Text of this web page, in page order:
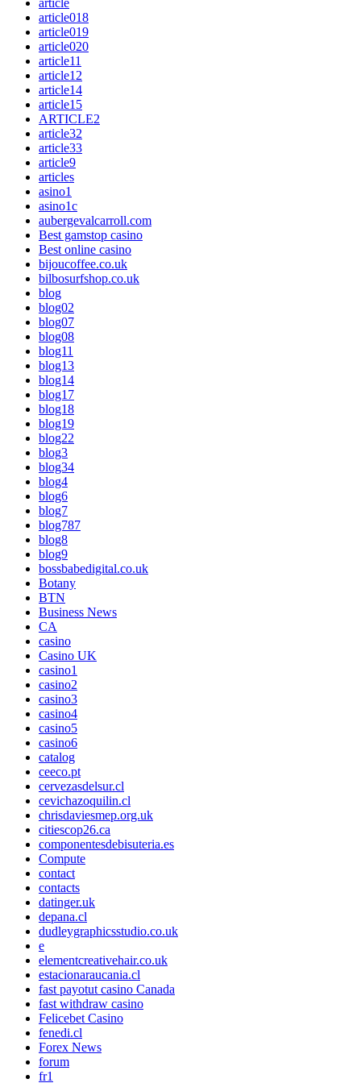
article018
article019
article020
article11
article12
article14
article15
ARTICLE2
article32
article33
article9
articles
asino1
asino1c
aubergevalcarroll.com
Best gamstop casino
Best online casino
bijoucoffee.co.uk
bilbosurfshop.co.uk
blog
blog02
blog07
blog08
blog11
blog13
blog14
blog17
blog18
blog19
blog22
blog3
blog34
blog4
blog6
blog7
blog787
blog8
blog9
bossbabedigital.co.uk
Botany
BTN
Business News
CA
casino
Casino UK
casino1
casino2
casino3
casino4
casino5
casino6
catalog
ceeco.pt
cervezasdelsur.cl
cevichazoquilin.cl
chrisdaviesmep.org.uk
citiescop26.ca
componentesdebisuteria.es
Compute
contact
contacts
datinger.uk
depana.cl
dudleygraphicsstudio.co.uk
e
elementcreativehair.co.uk
estacionaraucania.cl
fast payotut casino Canada
fast withdraw casino
Felicebet Casino
fenedi.cl
Forex News
forum
fr1